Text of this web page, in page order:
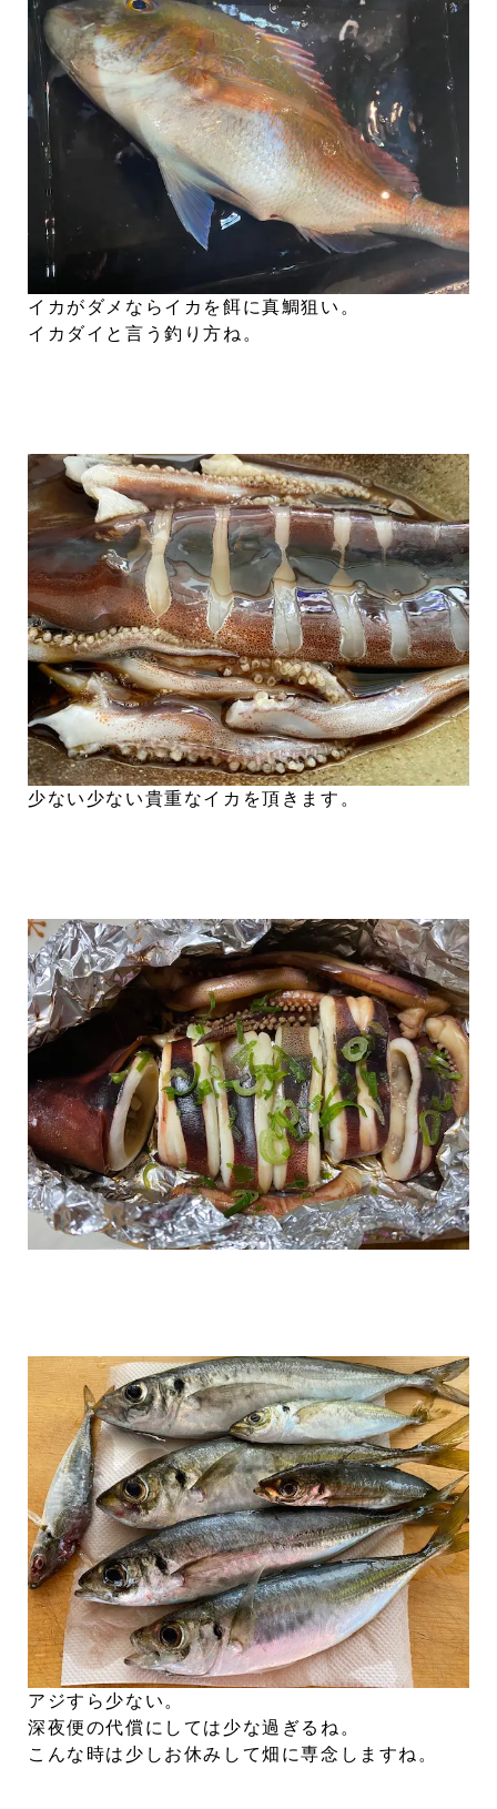
イカがダメならイカを餌に真鯛狙い。
イカダイと言う釣り方ね。
少ない少ない貴重なイカを頂きます。
アジすら少ない。
深夜便の代償にしては少な過ぎるね。
こんな時は少しお休みして畑に専念しますね。